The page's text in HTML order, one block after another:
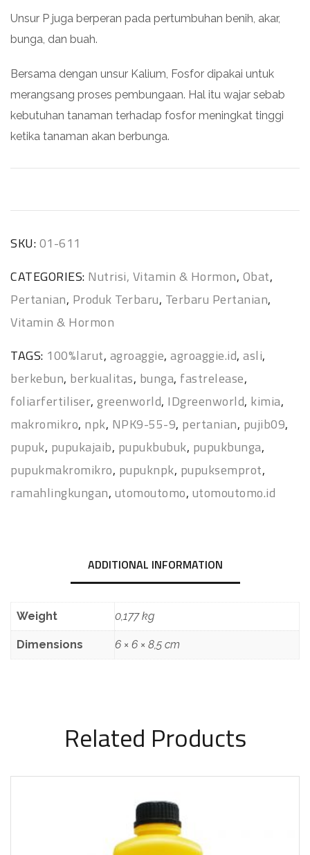
Unsur P juga berperan pada pertumbuhan benih, akar,
bunga, dan buah.
Bersama dengan unsur Kalium, Fosfor dipakai untuk
merangsang proses pembungaan. Hal itu wajar sebab
kebutuhan tanaman terhadap fosfor meningkat tinggi
ketika tanaman akan berbunga.
SKU:01-611
CATEGORIES: Nutrisi, Vitamin & Hormon, Obat,
Pertanian, Produk Terbaru, Terbaru Pertanian,
Vitamin & Hormon
TAGS: 100%larut, agroaggie, agroaggie.id, asli,
berkebun, berkualitas, bunga, fastrelease,
foliarfertiliser, greenworld, IDgreenworld, kimia,
makromikro, npk, NPK9-55-9, pertanian, pujib09,
pupuk, pupukajaib, pupukbubuk, pupukbunga,
pupukmakromikro, pupuknpk, pupuksemprot,
ramahlingkungan, utomoutomo, utomoutomo.id
ADDITIONAL INFORMATION
Weight 0,177 kg
Dimensions 6 × 6 × 8,5 cm
Related Products